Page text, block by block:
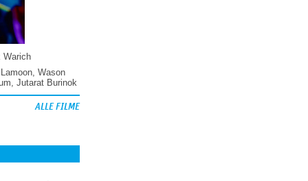
Warich
, Wason
, Jutarat Burinok
ALLE FILME